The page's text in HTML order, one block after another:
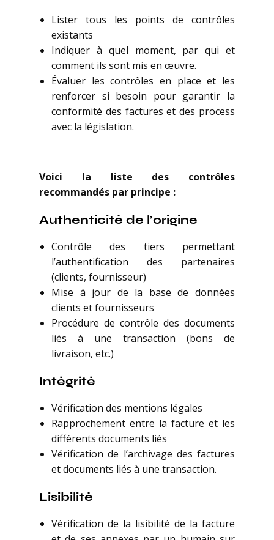
Lister tous les points de contrôles
existants
Indiquer à quel moment, par qui et
comment ils sont mis en œuvre.
Évaluer les contrôles en place et les
renforcer si besoin pour garantir la
conformité des factures et des process
avec la législation.
Voici la liste des contrôles
recommandés par principe :
Authenticité de l’origine
Contrôle des tiers permettant
l’authentification des partenaires
(clients, fournisseur)
Mise à jour de la base de données
clients et fournisseurs
Procédure de contrôle des documents
liés à une transaction (bons de
livraison, etc.)
Intégrité
Vérification des mentions légales
Rapprochement entre la facture et les
différents documents liés
Vérification de l’archivage des factures
et documents liés à une transaction.
Lisibilité
Vérification de la lisibilité de la facture